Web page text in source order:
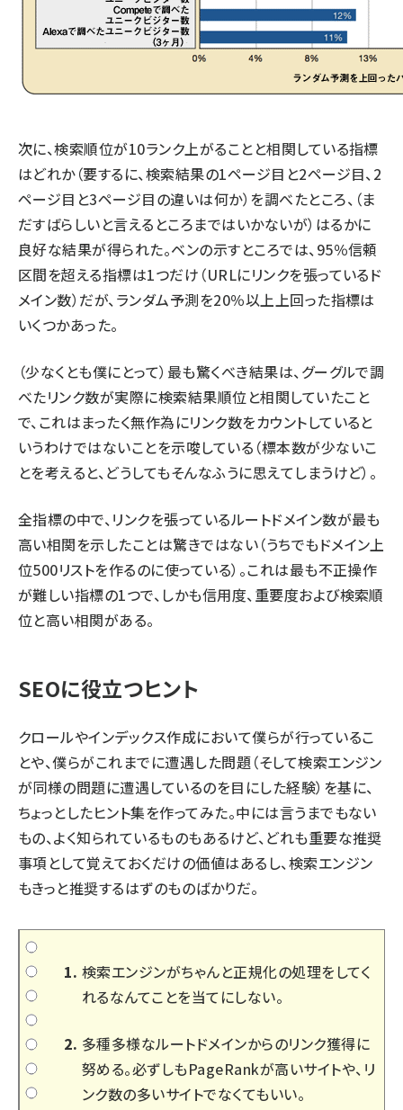
次に、検索順位が10ランク上がることと相関している指標
はどれか（要するに、検索結果の1ページ目と2ページ目、2
ページ目と3ページ目の違いは何か）を調べたところ、（ま
だすばらしいと言えるところまではいかないが）はるかに
良好な結果が得られた。ベンの示すところでは、95％信頼
区間を超える指標は1つだけ（URLにリンクを張っているド
メイン数）だが、ランダム予測を20％以上上回った指標は
いくつかあった。
（少なくとも僕にとって）最も驚くべき結果は、グーグルで調
べたリンク数が実際に検索結果順位と相関していたこと
で、これはまったく無作為にリンク数をカウントしていると
いうわけではないことを示唆している（標本数が少ないこ
とを考えると、どうしてもそんなふうに思えてしまうけど）。
全指標の中で、リンクを張っているルートドメイン数が最も
高い相関を示したことは驚きではない（うちでもドメイン上
位500リストを作るのに使っている）。これは最も不正操作
が難しい指標の1つで、しかも信用度、重要度および検索順
位と高い相関がある。
SEOに役立つヒント
クロールやインデックス作成において僕らが行っているこ
とや、僕らがこれまでに遭遇した問題（そして検索エンジン
が同様の問題に遭遇しているのを目にした経験）を基に、
ちょっとしたヒント集を作ってみた。中には言うまでもない
もの、よく知られているものもあるけど、どれも重要な推奨
事項として覚えておくだけの価値はあるし、検索エンジン
もきっと推奨するはずのものばかりだ。
検索エンジンがちゃんと正規化の処理をしてく
れるなんてことを当てにしない。
多種多様なルートドメインからのリンク獲得に
努める。必ずしもPageRankが高いサイトや、リ
ンク数の多いサイトでなくてもいい。